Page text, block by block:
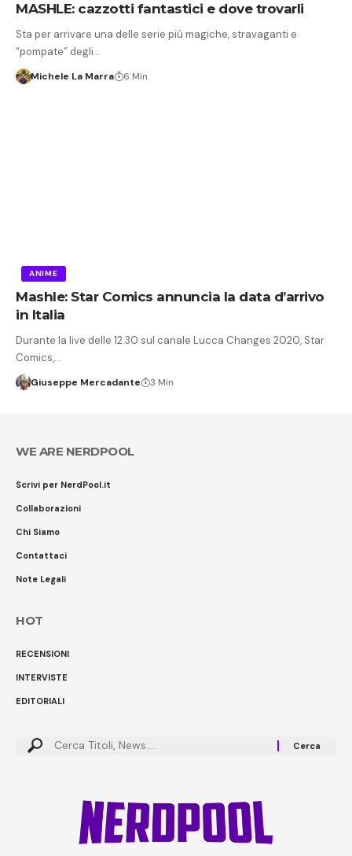
MASHLE: cazzotti fantastici e dove trovarli
Sta per arrivare una delle serie più magiche, stravaganti e
“pompate” degli…
Michele La Marra 6 Min
ANIME
Mashle: Star Comics annuncia la data d’arrivo
in Italia
Durante la live delle 12.30 sul canale Lucca Changes 2020, Star
Comics,…
Giuseppe Mercadante 3 Min
WE ARE NERDPOOL
Scrivi per NerdPool.it
Collaborazioni
Chi Siamo
Contattaci
Note Legali
HOT
RECENSIONI
INTERVISTE
EDITORIALI
Cerca: